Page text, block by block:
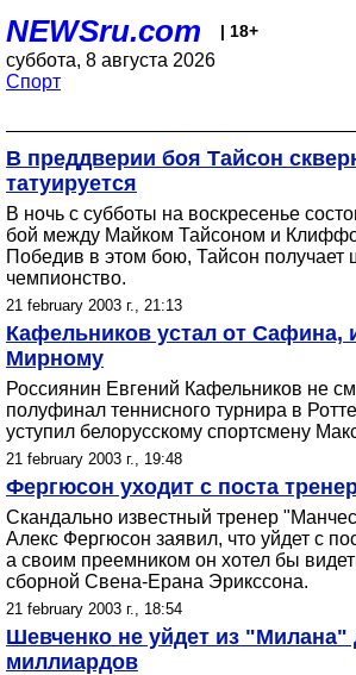
NEWSru.com | 18+
суббота, 8 августа 2026
Спорт
В преддверии боя Тайсон
татуируется
В ночь с субботы на воскресенье
бой между Майком Тайсоном и
Победив в этом бою, Тайсон получает
чемпионство.
21 february 2003 г., 21:13
Кафельников устал от Сафина,
Мирному
Россиянин Евгений Кафельников не
полуфинал теннисного турнира в
уступил белорусскому спортсмену
21 february 2003 г., 19:48
Фергюсон уходит с поста
Скандально известный тренер
Алекс Фергюсон заявил, что уйдет с
а своим преемником он хотел бы
сборной Свена-Ерана Эрикссона.
21 february 2003 г., 18:54
Шевченко не уйдет из "Милана"
миллиардов